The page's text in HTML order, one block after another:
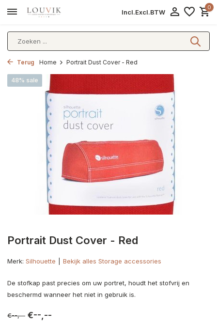
Incl.Excl.BTW
0
Terug Home Portrait Dust Cover - Red
Portrait Dust Cover - Red
48% sale
Merk: Silhouette Bekijk alles Storage accessories
De stofkap past precies om uw portret, houdt het stofvrij en
beschermd wanneer het niet in gebruik is.
€--,-- €--,--